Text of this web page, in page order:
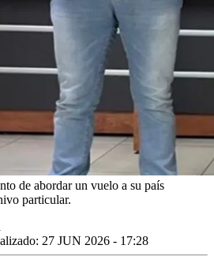
de abordar un vuelo a su país
particular.
27 JUN 2026 - 17:28